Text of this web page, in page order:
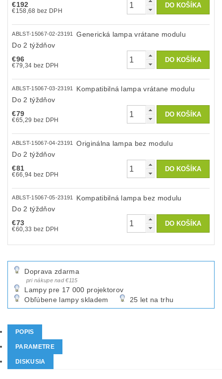
€192
€158,68 bez DPH
ABLST-15067-02-23191
Generická lampa vrátane modulu
Do 2 týždňov
€96
€79,34 bez DPH
ABLST-15067-03-23191
Kompatibilná lampa vrátane modulu
Do 2 týždňov
€79
€65,29 bez DPH
ABLST-15067-04-23191
Originálna lampa bez modulu
Do 2 týždňov
€81
€66,94 bez DPH
ABLST-15067-05-23191
Kompatibilná lampa bez modulu
Do 2 týždňov
€73
€60,33 bez DPH
Doprava zdarma
pri nákupe nad €115
Lampy pre 17 000 projektorov
Obľúbene lampy skladem
25 let na trhu
POPIS
PARAMETRE
DISKUSIA